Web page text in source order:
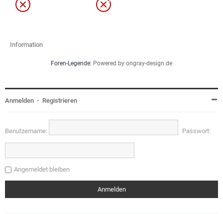
Information
Foren-Legende: Powered by ongray-design.de
Anmelden • Registrieren
Benutzername: Passwort:
Angemeldet bleiben